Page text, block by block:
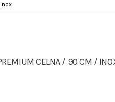
CELNA / 90 CM /